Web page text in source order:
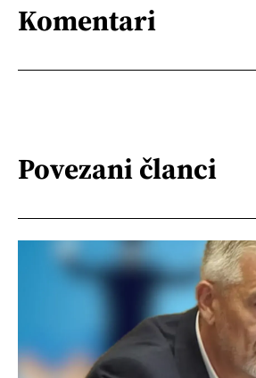
Komentari
Povezani članci